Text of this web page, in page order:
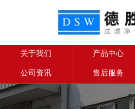
关于我们 产品中心
公司资讯 售后服务